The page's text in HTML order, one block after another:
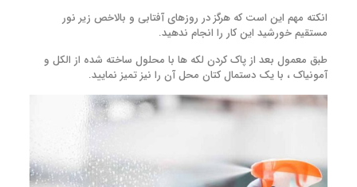
انکته مهم این است که هرگز در روزهای آفتابی و بالاخص زیر نور
مستقیم خورشید این کار را انجام ندهید.
طبق معمول بعد از پاک کردن لکه ها با محلول ساخته شده از الکل و
آمونیاک ، با یک دستمال کتان محل آن را نیز تمیز نمایید.